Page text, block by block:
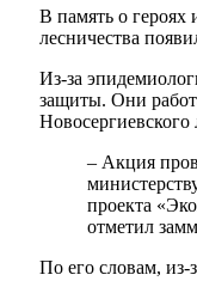
В память о героях
лесничества
Из-за
защиты. Они
– Акция
проекта
отметил
По его словам, из-